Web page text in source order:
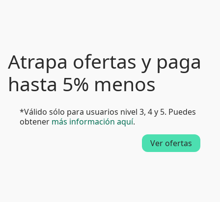
Atrapa ofertas y paga
hasta 5% menos
*Válido sólo para usuarios nivel 3, 4 y 5. Puedes
obtener más información aquí.
Ver ofertas